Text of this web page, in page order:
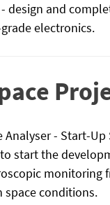
design and
electronics.
Analyser - Start-Up
start the
monitoring
space conditions.